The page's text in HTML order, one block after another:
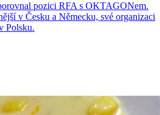
pozici RFA s OKTAGONem.
v Česku a Německu, své organizaci
Polsku.